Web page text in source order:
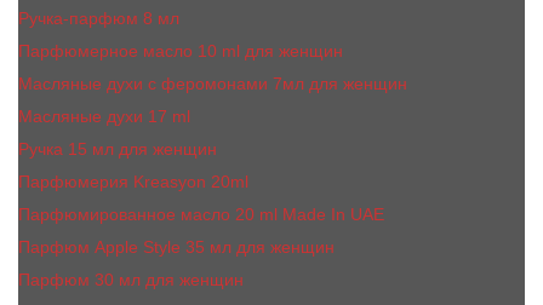
Ручка-парфюм 8 мл
Парфюмерное масло 10 ml для женщин
Масляные духи c феромонами 7мл для женщин
Масляные духи 17 ml
Ручка 15 мл для женщин
Парфюмерия Kreasyon 20ml
Парфюмированное масло 20 ml Made In UAE
Парфюм Apple Style 35 мл для женщин
Парфюм 30 мл для женщин